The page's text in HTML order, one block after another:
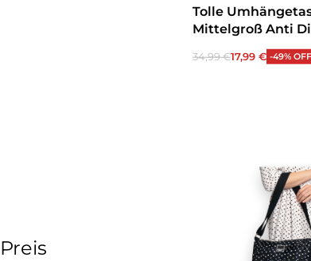
Preis
Tolle
Mittelgroß Anti
34,99€17,99 € -49% OFF